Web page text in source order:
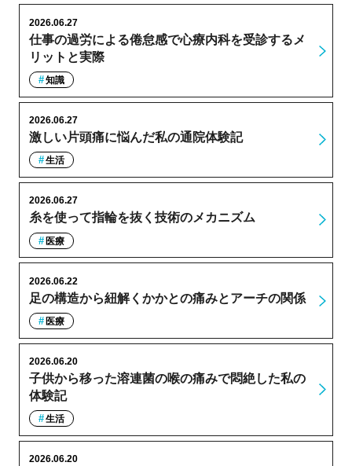
仕事の過労による倦怠感で心療内科を受診するメ
リットと実際
2026.06.27
知識
激しい片頭痛に悩んだ私の通院体験記
2026.06.27
生活
糸を使って指輪を抜く技術のメカニズム
2026.06.27
医療
足の構造から紐解くかかとの痛みとアーチの関係
2026.06.22
医療
子供から移った溶連菌の喉の痛みで悶絶した私の
体験記
2026.06.20
生活
2026.06.20